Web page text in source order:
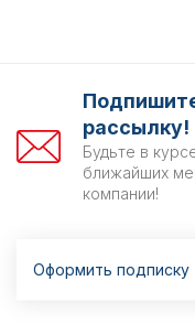
рассылку!
Будьте в
ближайших
компании!
Оформить подписку